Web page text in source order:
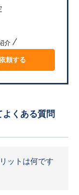
介
頼する
くある質問
ットは何です